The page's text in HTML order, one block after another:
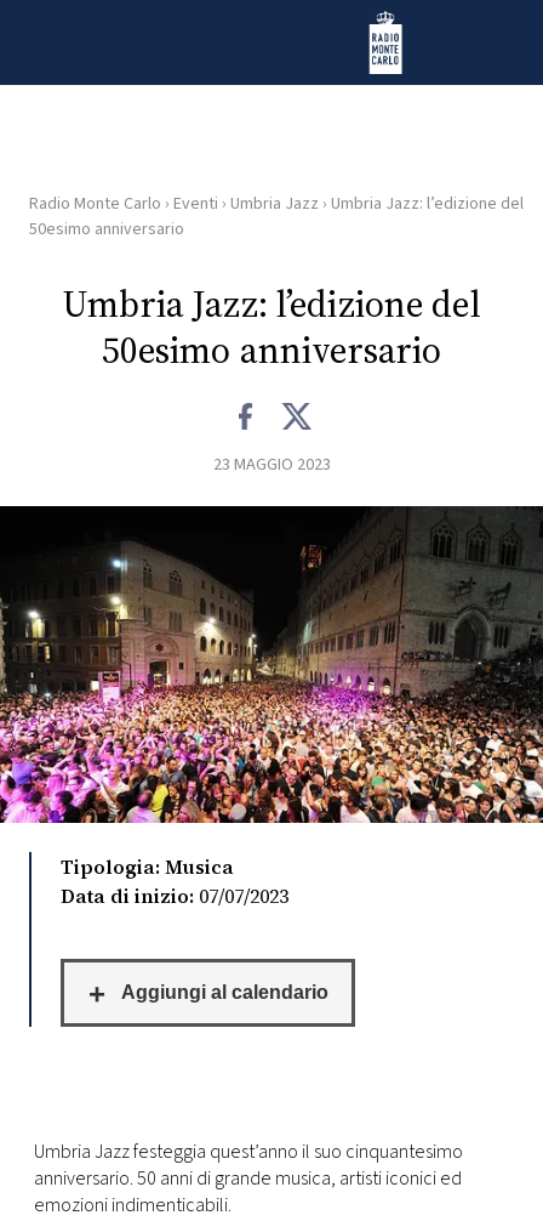
Radio Monte Carlo
HOME
RADIO
FOTO
CONCORSI
EVENTI
VIDEO
TV
PRINCIPATO
MONACO
Radio Monte Carlo › Eventi › Umbria Jazz › Umbria Jazz: l’edizione del
50esimo anniversario
Umbria Jazz: l’edizione del
50esimo anniversario
23 MAGGIO 2023
Tipologia: Musica
Data di inizio: 07/07/2023
Umbria Jazz festeggia quest’anno il suo cinquantesimo
anniversario. 50 anni di grande musica, artisti iconici ed
emozioni indimenticabili.